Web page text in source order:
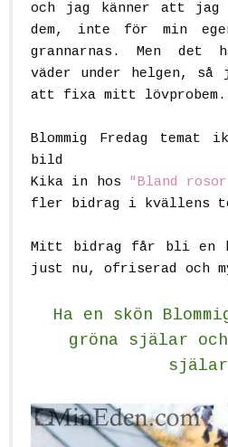
och jag känner att jag
dem, inte för min
grannarnas. Men det
väder under helgen,
att fixa mitt
Blommig Fredag temat
bild
Kika in hos "Bland
fler bidrag i kvällens
Mitt bidrag får bli en
just nu, ofriserad och
Ha en skön
gröna själar